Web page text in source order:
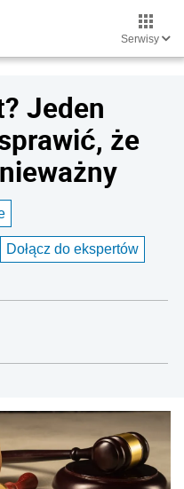
Serwisy
Jeden
że
Dołącz do ekspertów